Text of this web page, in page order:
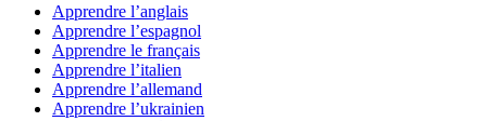
Apprendre l’anglais
Apprendre l’espagnol
Apprendre le français
Apprendre l’italien
Apprendre l’allemand
Apprendre l’ukrainien